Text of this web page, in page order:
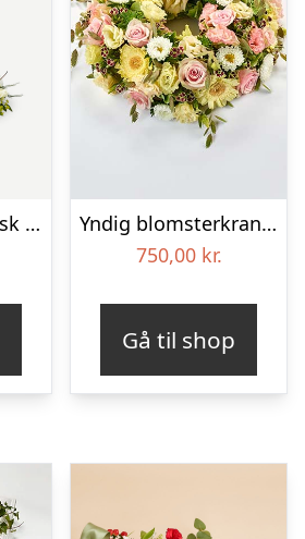
Urnepynt i klassisk stil – creme
Yndig blomsterkrans i pastelfarver, floristens valg – Blomster til begravelse
750,00 kr.
Gå til shop